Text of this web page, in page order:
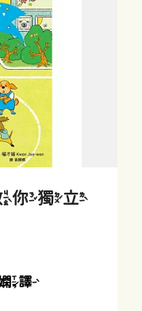
你獨立
譯